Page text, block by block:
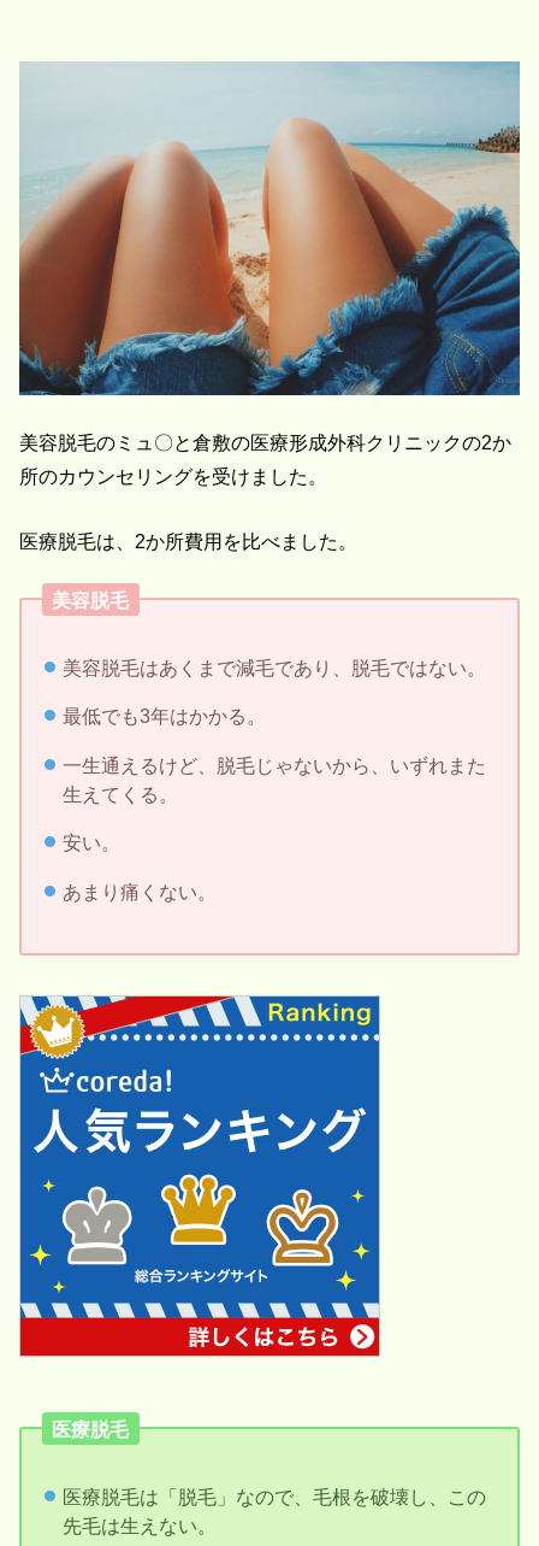
美容脱毛のミュ〇と倉敷の医療形成外科クリニックの2か
所のカウンセリングを受けました。
医療脱毛は、2か所費用を比べました。
美容脱毛
美容脱毛はあくまで減毛であり、脱毛ではない。
最低でも3年はかかる。
一生通えるけど、脱毛じゃないから、いずれまた
生えてくる。
安い。
あまり痛くない。
医療脱毛
医療脱毛は「脱毛」なので、毛根を破壊し、この
先毛は生えない。